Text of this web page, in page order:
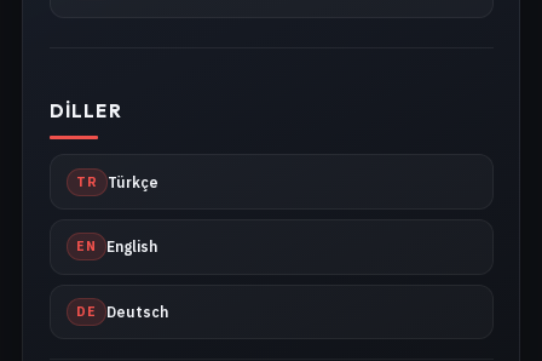
DILLER
TR Türkçe
EN English
DE Deutsch